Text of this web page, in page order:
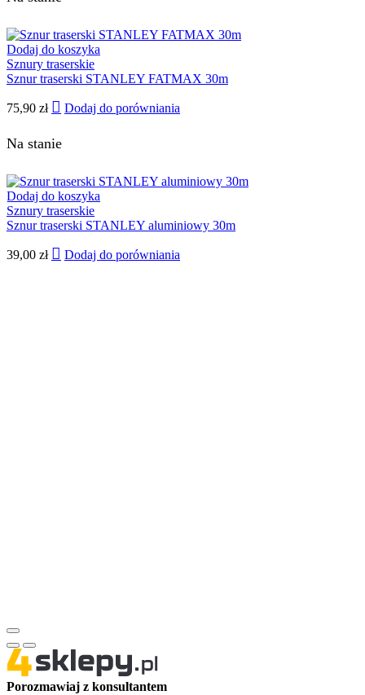
Dodaj do koszyka
Sznury traserskie
Sznur traserski STANLEY FATMAX 30m
75,90 zł Dodaj do porówniania
Na stanie
Dodaj do koszyka
Sznury traserskie
Sznur traserski STANLEY aluminiowy 30m
39,00 zł Dodaj do porówniania
Porozmawiaj z konsultantem